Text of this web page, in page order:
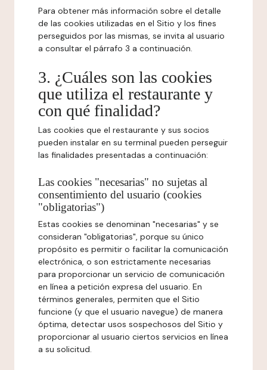
Para obtener más información sobre el detalle
de las cookies utilizadas en el Sitio y los fines
perseguidos por las mismas, se invita al usuario
a consultar el párrafo 3 a continuación.
3. ¿Cuáles son las cookies
que utiliza el restaurante y
con qué finalidad?
Las cookies que el restaurante y sus socios
pueden instalar en su terminal pueden perseguir
las finalidades presentadas a continuación:
Las cookies "necesarias" no sujetas al
consentimiento del usuario (cookies
"obligatorias")
Estas cookies se denominan "necesarias" y se
consideran "obligatorias", porque su único
propósito es permitir o facilitar la comunicación
electrónica, o son estrictamente necesarias
para proporcionar un servicio de comunicación
en línea a petición expresa del usuario. En
términos generales, permiten que el Sitio
funcione (y que el usuario navegue) de manera
óptima, detectar usos sospechosos del Sitio y
proporcionar al usuario ciertos servicios en línea
a su solicitud.